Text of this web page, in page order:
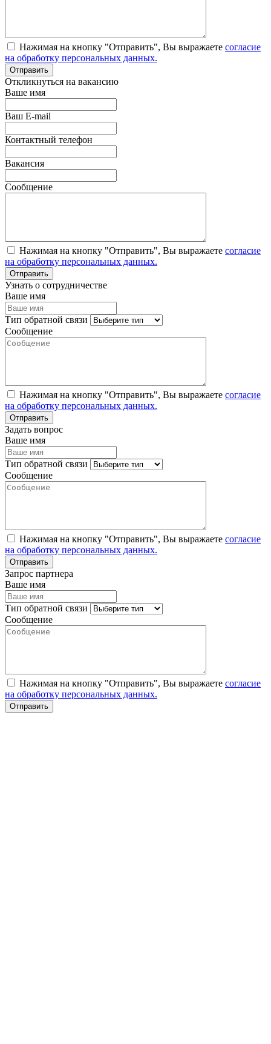
Нажимая на кнопку "Отправить", Вы выражаете согласие
на обработку персональных данных.
Откликнуться на вакансию
Ваше имя
Ваш E-mail
Контактный телефон
Вакансия
Сообщение
Нажимая на кнопку "Отправить", Вы выражаете согласие
на обработку персональных данных.
Узнать о сотрудничестве
Ваше имя
Тип обратной связи
Сообщение
Нажимая на кнопку "Отправить", Вы выражаете согласие
на обработку персональных данных.
Задать вопрос
Ваше имя
Тип обратной связи
Сообщение
Нажимая на кнопку "Отправить", Вы выражаете согласие
на обработку персональных данных.
Запрос партнера
Ваше имя
Тип обратной связи
Сообщение
Нажимая на кнопку "Отправить", Вы выражаете согласие
на обработку персональных данных.